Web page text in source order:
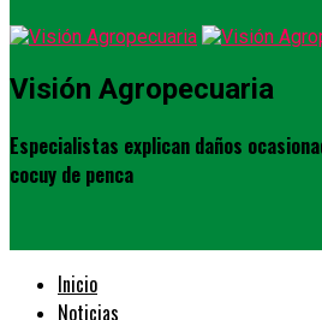
Visión Agropecuaria
Especialistas explican daños
cocuy de penca
Inicio
Noticias